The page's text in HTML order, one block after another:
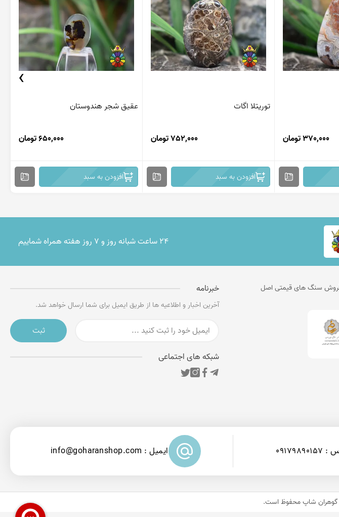
370,000 تومان
توریتلا اگات
752,000 تومان
افزودن به سبد
عقیق شجر هندوستان
650,000 تومان
افزودن به سبد
›
۲۴ ساعت شبانه روز و ۷ روز هفته همراه شماییم
فروش سنگ های قیمتی اصل خبرنامه
آخرین اخبار و اطلاعیه ها از طریق ایمیل برای شما ارسال خواهد شد.
ثبت
شبکه های اجتماعی
ایمیل : info@goharanshop.com
گوهران شاپمحفوظ است.